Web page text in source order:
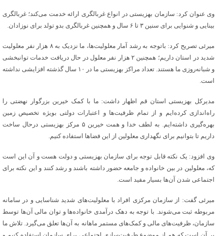
وی عنوان کرد: سازمان بهزیستی در انواع غربالگری ارائه خدمت می‌کند؛ غربالگری
بینایی و شنوایی برای سنین ۳ تا ۶ سال و همچنین غربالگری بدو تولد برای نوزادان.
میرئی تصریح کرد: باتوجه به رشد آمار معلولیت‌ها، ما نزدیک به ۸ هزار نفر معلولیت
شدید در استان داریم؛ همچنین ۲ هزار نفر معلول در حال دریافت خدمات توانبخشی
و شبانه‌روزی ما هستند. تعداد مراکز بهزیستی ما در ۱۰ سال گذشته افزایشی نداشته
است.
مدیرکل بهزیستی استان قم اظهار داشت: ما با کمک خیرین بزرگوار نهضتی را
راه‌اندازی کرده‌ایم و از تمام ظرفیت‌ها و اعتبارات دولتی بویژه تخصیص زمین
بهره‌گیری داشته‌ایم. به لطف خدا و همت خیرین ۵ مرکز بهزیستی درحال ساخت
داریم تا بتوانیم برای نگهداری معلولین از این فضاها استفاده کنیم.
وی افزود: یک نکته قابل توجه برای سازمان بهزیستی و دولت هست و آن این است
که، معلولین در بین خانواده و جامعه حضور داشته باشند و رشد کنند و این نکته برای
اجتماعی شدن آن‌ها بسیار مفید است.
میرئی گفت: از سازمان مرکزی افراد با معلولیت‌های شدید شناسایی و در سامانه
مربوطه ثبت می‌شوند. با توجه به دهک درآمدی خانواده‌ها و توان مالی آن‌ها توسط
سازمان، ظرفیت‌های مالی و کمک‌های مستمر ماهانه به آن‌ها تعلق می‌گیرد. تلاش ما